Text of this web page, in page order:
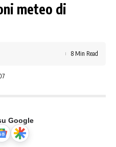
meteo di
8 Min Read
Google